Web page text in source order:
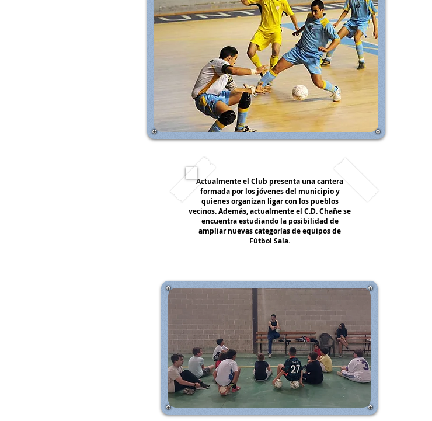
Actualmente el Club presenta una cantera
formada por los jóvenes del municipio y
quienes organizan ligar con los pueblos
vecinos. Además, actualmente el C.D. Chañe se
encuentra estudiando la posibilidad de
ampliar nuevas categorías de equipos de
Fútbol Sala.